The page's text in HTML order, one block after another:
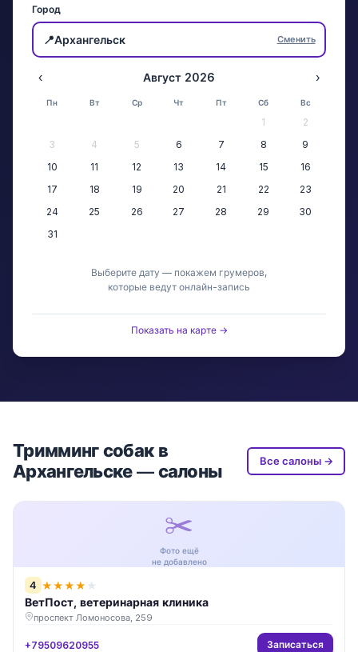
Город
📍Архангельск Сменить
‹ Август 2026 ›
Пн Вт Ср Чт Пт Сб Вс
1
2
3
4 5 6 7 8
9
10
11 12 13 14 15
16
17
18 19 20 21 22
23
24
25 26 27 28 29
30
31
Выберите дату — покажем грумеров,
которые ведут онлайн-запись
Показать на карте →
Тримминг собак в
Архангельске — салоны
Все салоны →
✂️
Фото ещё
не добавлено
4 ★★★★ ★
ВетПост, ветеринарная клиника
проспект Ломоносова, 259
+79509620955 Записаться